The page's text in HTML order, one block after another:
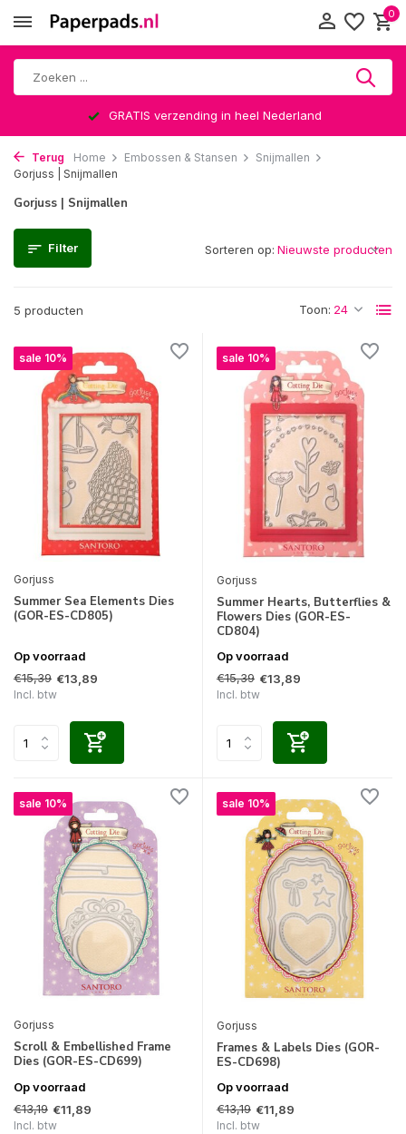
0
GRATIS verzending in heel Nederland
Terug Home Embossen & Stansen
Snijmallen
Gorjuss | Snijmallen
Gorjuss | Snijmallen
Filter
5 producten Toon:
Sorteren op:
sale 10%
Gorjuss
Summer Sea Elements Dies
(GOR-ES-CD805)
Op voorraad
€15,39 €13,89
Incl. btw
sale 10%
Gorjuss
Summer Hearts, Butterflies &
Flowers Dies (GOR-ES-
CD804)
Op voorraad
€15,39 €13,89
Incl. btw
sale 10%
Gorjuss
Scroll & Embellished Frame
Dies (GOR-ES-CD699)
Op voorraad
€13,19 €11,89
Incl. btw
sale 10%
Gorjuss
Frames & Labels Dies (GOR-
ES-CD698)
Op voorraad
€13,19 €11,89
Incl. btw